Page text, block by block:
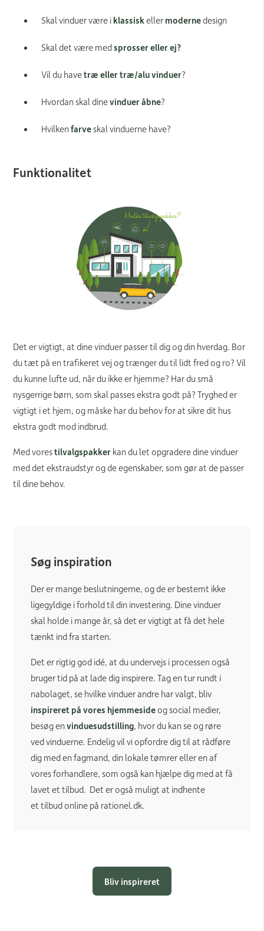
Skal vinduer være i klassiskeller modernedesign
Skal det være medsprosser eller ej?
Vil du havetræ eller træ/alu vinduer?
Hvordan skal dinevinduer åbne?
Hvilkenfarveskal vinduerne have?
Funktionalitet
Det er vigtigt, at dine vinduer passer til dig og din hverdag. Bor
du tæt på en trafikeret vej og trænger du til lidt fred og ro? Vil
du kunne lufte ud, når du ikke er hjemme? Har du små
nysgerrige børn, som skal passes ekstra godt på? Tryghed er
vigtigt i et hjem, og måske har du behov for at sikre dit hus
ekstra godt mod indbrud.
Med vorestilvalgspakker kan du let opgradere dine vinduer
med det ekstraudstyr og de egenskaber, som gør at de passer
til dine behov.
Søg inspiration
Der er mange beslutningerne, og de er bestemt ikke
ligegyldige i forhold til din investering. Dine vinduer
skal holde i mange år, så det er vigtigt at få det hele
tænkt ind fra starten.
Det er rigtig god idé, at du undervejs i processen også
bruger tid på at lade dig inspirere. Tag en tur rundt i
nabolaget, se hvilke vinduer andre har valgt, bliv
inspireret på vores hjemmesideog social medier,
besøg envinduesudstilling, hvor du kan se og røre
ved vinduerne. Endelig vil vi opfordre dig til at rådføre
dig med en fagmand, din lokale tømrer eller en af
vores forhandlere, som også kan hjælpe dig med at få
lavet et tilbud. Det er også muligt at indhente
et tilbud online på rationel.dk.
Bliv inspireret